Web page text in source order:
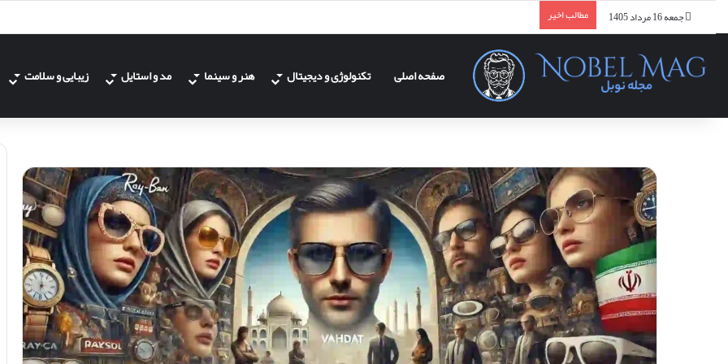
جمعه 16 مرداد 1405 مطالب اخیر
صفحه اصلی تکنولوژی و دیجیتال هنر و سینما مد و استایل زیبایی و سلامت